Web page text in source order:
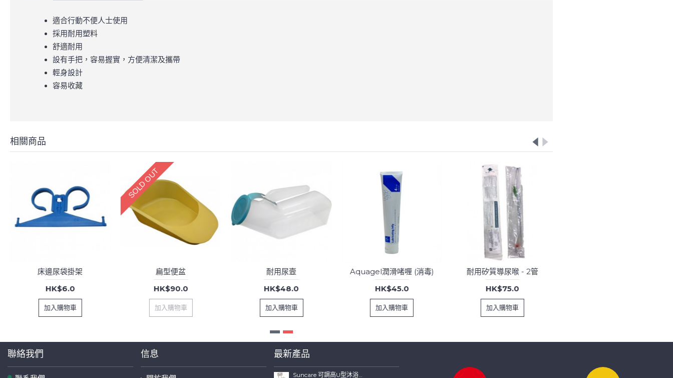
適合行動不便人士使用
採用耐用塑料
舒適耐用
設有手把，容易握實，方便清潔及攜帶
輕身設計
容易收藏
相關商品
床邊尿袋掛架
HK$6.0
加入購物車
SOLD OUT
扁型便盆
HK$90.0
加入購物車
耐用尿壼
HK$48.0
加入購物車
Aquagel潤滑啫喱 (消毒)
HK$45.0
加入購物車
耐用矽質導尿喉 - 2管
HK$75.0
加入購物車
聯絡我們 信息 最新產品
Suncare 可調高U型沐浴椅連可拆背板(特闊坐位)